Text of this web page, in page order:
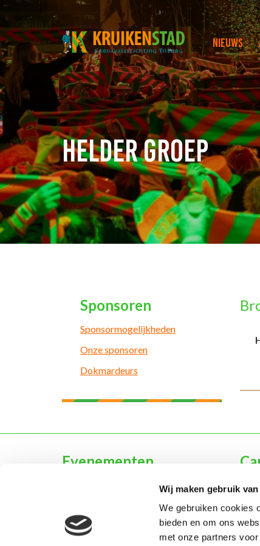
Wij maken gebruik
We gebruiken cookies
bieden en om ons
met onze partners
Nieuws
Helder Groep
Sponsoren
Sponsormogelijkheden
Onze sponsoren
Dokmardeurs
Evenementen
Webshop & Kòrtjes
Inschrijven voor evenementen